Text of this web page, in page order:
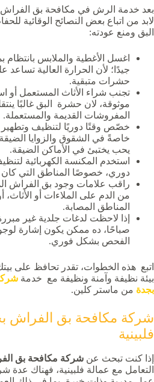
بعد خدمة الرش في مكافحة بق الفراش
لابد من اتباع بعض النصائح الوقائية
البق ومنع عودته:
اغسل الأغطية والملابس بانتظام
جيدًا؛ لأن الحرارة العالية
حشرات متبقية.
تجنب شراء الأثاث المستعمل أو
موثوقة، لان حشرة البق غالبًا
المفروشات القديمة والمستعملة.
خصّص وقتًا دوريًا لتنظيف
خاصةً في الشقوق والزوايا
يحب يختبئ في الأماكن الضيقة.
استخدم المكنسة الكهربائية
دوري، خصوصًا المناطق التي كان
راقب علامات وجود بق الفراش
من الدم على الملاءات أو الأثاث،
المناطق المصابة.
إذا لاحظت لدغات جلدية غير
صباحًا، ده ممكن يكون إشارة
الفحص بشكل فوري.
اتبع هذه الخطوات، تقدر تحافظ على
بيئة نظيفة وآمنة ونظيفة مع خدمة
بجدة من ماستر كلين.
شركة مكافحة بق الفراش
فلبينية
إذا كنت تبحث عن شركة مكافحة بق
التعامل مع عمالة فلبينية، فهناك